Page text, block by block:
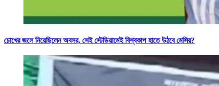
চোখের জলে নিয়েছিলেন অবসর, সেই স্টেডিয়ামেই বিশ্বকাপ হাতে উঠবে মেসির?